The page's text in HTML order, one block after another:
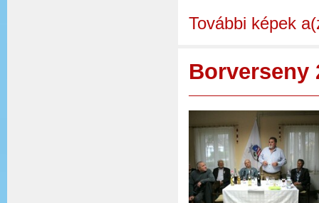
További képek
Borverseny